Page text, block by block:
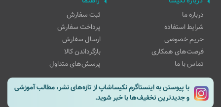
درباره ما
شرایط استفاده
حریم خصوصی
فرصت‌های همکاری
تماس با ما
ثبت سفارش
پرداخت سفارش
ارسال سفارش
بازگرداندن کالا
پرسش‌های متداول
با پیوستن به اینستاگرم نکیساشاپ از تازه‌های نشر، مطالب آموزشی
و جدیدترین تخفیف‌ها با خبر شوید.